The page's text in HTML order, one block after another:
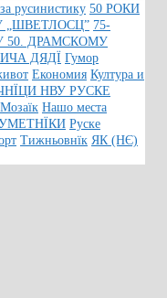
русинистику 50 РОКИ
„ШВЕТЛОСЦ” 75-
50. ДРАМСКОМУ
ДЯДЇ Гумор
Економия Култура и
НВУ РУСКЕ
Мозаїк Нашо места
Руске
Тижньовнїк ЯК (НЄ)